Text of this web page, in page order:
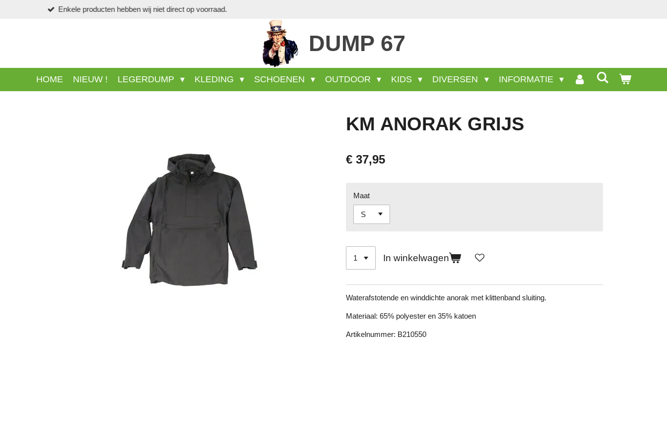
DUMP 67
HOME NIEUW ! LEGERDUMP KLEDING SCHOENEN OUTDOOR KIDS DIVERSEN INFORMATIE
KM ANORAK GRIJS
€ 37,95
Maat
In winkelwagen
Waterafstotende en winddichte anorak met klittenband sluiting.
Materiaal: 65% polyester en 35% katoen
Artikelnummer: B210550